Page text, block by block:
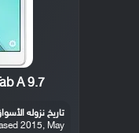
A 9.7
تاريخ نزوله
2015, May